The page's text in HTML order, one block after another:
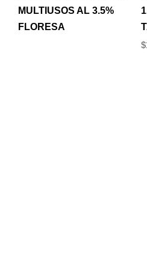
MULTIUSOS AL 3.5%
FLORESA
$